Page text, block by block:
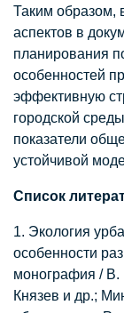
Таким образом,
аспектов в
планирования
особенностей
эффективную
городской
показатели
устойчивой
Список
1. Экология
особенности
монография / В.
Князев и др.;